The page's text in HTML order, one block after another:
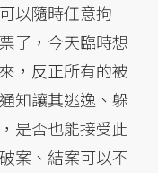
以隨時任意拘
了，今天臨時想
，反正所有的被
知讓其逃逸、躲
是否也能接受此
案、結案可以不